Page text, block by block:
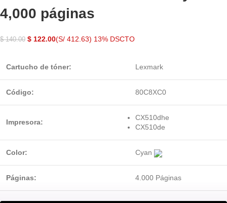
4,000 páginas
$140.00 $ 122.00(S/ 412.63) 13% DSCTO
Cartucho de tóner: Lexmark
Código: 80C8XC0
Impresora:
CX510dhe
CX510de
Color: Cyan
Páginas: 4.000 Páginas